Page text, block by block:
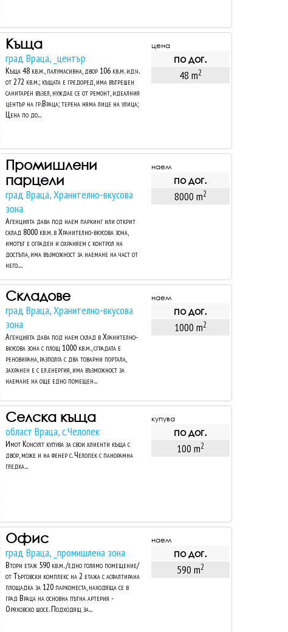
Къща
град Враца, _център
Къща 48 кв.м., палумасивна, двор 106 кв.м. ид.ч.
от 272 кв.м.; къщата е гредоред, има вътрешен
санитарен възел, нуждае се от ремонт, идеалния
център на гр.Враца; терена няма лице на улица;
Цена по до...
цена
по дог.
48 m2
Промишлени
парцели
град Враца, Хранително-вкусова
зона
Агенцията дава под наем паркинг или открит
склад 8000 кв.м. в Хранително-вкусова зона,
имотът е ограден и охраняем с контрол на
достъпа, има възможност за наемане на част от
него....
наем
по дог.
8000 m2
Складове
град Враца, Хранително-вкусова
зона
Агенцията дава под наем склад в Хранително-
вкусова зона с площ 1000 кв.м., сградата е
реновирана, разполга с два товарни портала,
захранен е с ел.енергия, има възможност за
наемане на още едно помещен...
наем
по дог.
1000 m2
Селска къща
област Враца, с.Челопек
Имот Консулт купува за свои клиенти къща с
двор, може и на фенер с. Челопек с панорамна
гледка...
купува
по дог.
100 m2
Офис
град Враца, _промишлена зона
Втори етаж 590 кв.м. /едно голямо помещение/
от Търговски комплекс на 2 етажа с асфалтирана
площадка за 120 паркоместа, находяща се в
град Враца на основна пътна артерия -
Оряховско шосе. Подходящ за...
наем
по дог.
590 m2